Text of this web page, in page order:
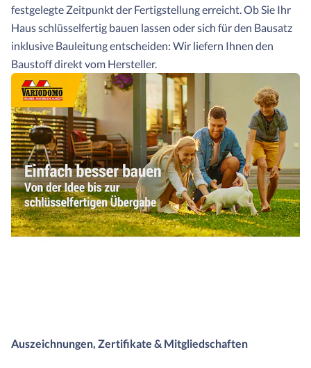
festgelegte Zeitpunkt der Fertigstellung erreicht. Ob Sie Ihr
Haus schlüsselfertig bauen lassen oder sich für den Bausatz
inklusive Bauleitung entscheiden: Wir liefern Ihnen den
Baustoff direkt vom Hersteller.
Auszeichnungen, Zertifikate & Mitgliedschaften